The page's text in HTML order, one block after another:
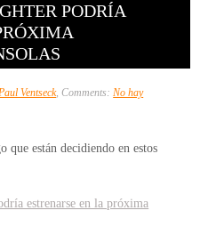
PODRÍA
Ventseck, Comments:No hay
que están decidiendo en estos
estrenarse en la próxima